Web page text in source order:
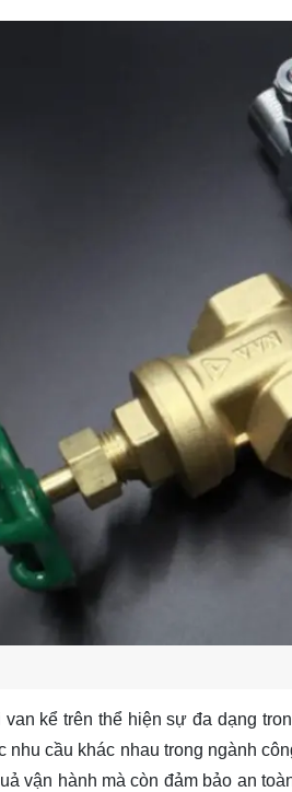
van kể trên thể hiện sự đa dạng
nhu cầu khác nhau trong ngành
vận hành mà còn đảm bảo an